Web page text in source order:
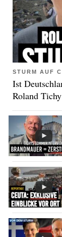
STURM AUF
Ist
Roland